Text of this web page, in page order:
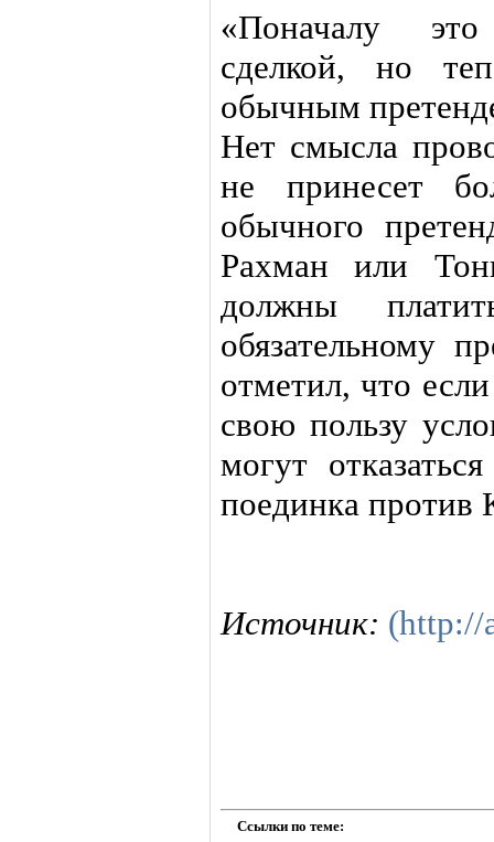
«Поначалу
сделкой, но
обычным
Нет смысла
не принесет
обычного
Рахман или
должны
обязательному
отметил, что
свою пользу
могут
поединка против
Источник: (http://
Ссылки по теме: